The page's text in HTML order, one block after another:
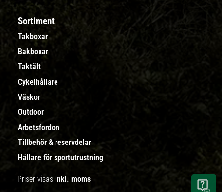
Sortiment
Takboxar
Bakboxar
Taktält
Cykelhållare
Väskor
Outdoor
Arbetsfordon
Tillbehör & reservdelar
Hållare för sportutrustning
Priser visas inkl. moms